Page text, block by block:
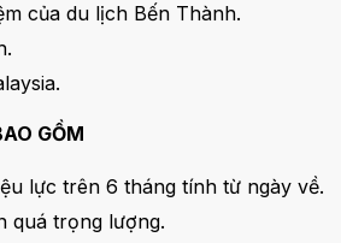
của du lịch Bến Thành.
GỒM
lực trên 6 tháng tính từ ngày về.
quá trọng lượng.